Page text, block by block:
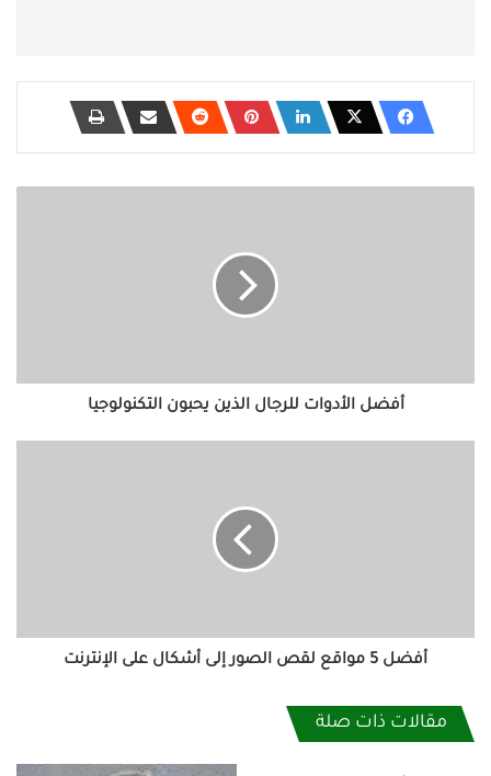
أفضل الأدوات للرجال الذين يحبون التكنولوجيا
الإنترنت
أفضل 5 مواقع لقص الصور إلى أشكال على الإنترنت
مقالات ذات صلة